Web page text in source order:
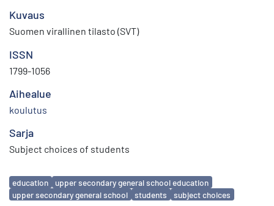
Kuvaus
Suomen virallinen tilasto (SVT)
ISSN
1799-1056
Aihealue
koulutus
Sarja
Subject choices of students
Avainsanat
education
upper secondary general school education
upper secondary general school
students subject choices